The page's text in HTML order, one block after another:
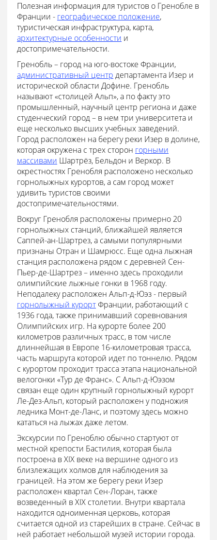
Полезная информация для туристов о Гренобле в
Франции - географическое положение,
туристическая инфраструктура, карта,
архитектурные особенности и
достопримечательности.
Гренобль – город на юго-востоке Франции,
административный центр департамента Изер и
исторической области Дофине. Гренобль
называют «столицей Альп», а по факту это
промышленный, научный центр региона и даже
студенческий город – в нем три университета и
еще несколько высших учебных заведений.
Город расположен на берегу реки Изер в долине,
которая окружена с трех сторон горными
массивами Шартрёз, Бельдон и Веркор. В
окрестностях Гренобля расположено несколько
горнолыжных курортов, а сам город может
удивить туристов своими
достопримечательностями.
Вокруг Гренобля расположены примерно 20
горнолыжных станций, ближайшей является
Саппей-ан-Шартрез, а самыми популярными
признаны Отран и Шамрюсс. Еще одна лыжная
станция расположена рядом с деревней Сен-
Пьер-де-Шартрез – именно здесь проходили
олимпийские лыжные гонки в 1968 году.
Неподалеку расположен Альп-д-Юэз - первый
горнолыжный курорт Франции, работающий с
1936 года, также принимавший соревнования
Олимпийских игр. На курорте более 200
километров различных трасс, в том числе
длиннейшая в Европе 16-километровая трасса,
часть маршрута которой идет по тоннелю. Рядом
с курортом проходит трасса этапа национальной
велогонки «Тур де Франс». С Альп-д-Юэзом
связан еще один крупный горнолыжный курорт
Ле-Дез-Альп, который расположен у подножия
ледника Монт-де-Ланс, и поэтому здесь можно
кататься на лыжах даже летом.
Экскурсии по Греноблю обычно стартуют от
местной крепости Бастилия, которая была
построена в XIX веке на вершине одного из
близлежащих холмов для наблюдения за
границей. На этом же берегу реки Изер
расположен квартал Сен-Лоран, также
возведенный в XIX столетии. Внутри квартала
находится одноименная церковь, которая
считается одной из старейших в стране. Сейчас в
ней работает небольшой музей истории города.